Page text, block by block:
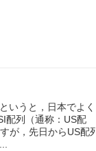
いうと，日本でよく
配列（通称：US配
が，先日からUS配